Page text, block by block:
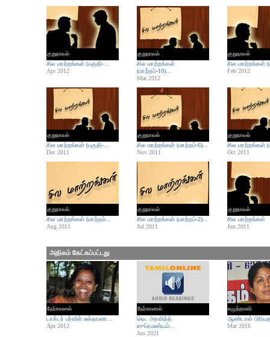
குறுநாவல்
சில மாற்றங்கள் (பகுதி-...
Apr 2012
குறுநாவல்
சில மாற்றங்கள்
(மாற்றம்-10)...
Mar 2012
குறுநாவல்
சில மாற்றங்கள்
Feb 2012
குறுநாவல்
சில மாற்றங்கள் (பகுதி-...
Dec 2011
குறுநாவல்
சில மாற்றங்கள் (மாற்றம்-6)...
Nov 2011
குறுநாவல்
சில மாற்றங்கள்
Oct 2011
குறுநாவல்
சில மாற்றங்கள் (மாற்றம்...
Aug 2011
குறுநாவல்
சில மாற்றங்கள் (மாற்றம்-2)...
Jul 2011
குறுநாவல்
சில மாற்றங்கள்
Jun 2011
அதிகம் கேட்கப்பட்டது
நேர்காணல்
டாக்டர் பர்வீன் சுல்தானா...
Apr 2012
நேர்காணல்
வெ. அரவிந்த்
ஸுப்ரமண்யம்...
Jun 2021
எழுத்தாளர்
ஆண்டாள்
Mar 2016